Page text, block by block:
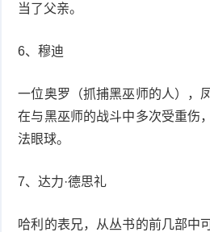
当了父亲。
6、穆迪
一位奥罗（抓捕黑巫师的人），
在与黑巫师的战斗中多次受重伤
法眼球。
7、达力·德思礼
哈利的表兄，从丛书的前几部中